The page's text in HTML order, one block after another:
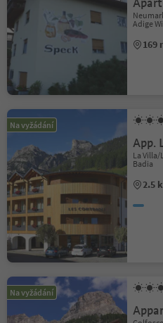
Adige
169
Na vyžádání
App.
La Villa/
Badia
2.5
Na vyžádání